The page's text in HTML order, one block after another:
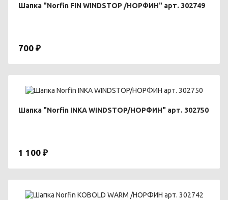
Шапка "Norfin FIN WINDSTOP /НОРФИН" арт. 302749
700 ₽
Шапка "Norfin INKA WINDSTOP/НОРФИН" арт. 302750
1 100 ₽